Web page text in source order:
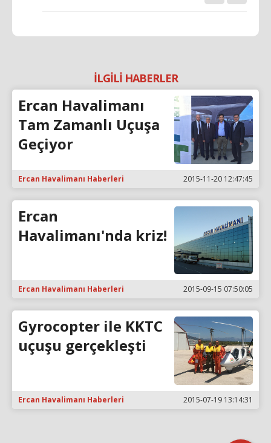
İLGİLİ HABERLER
Ercan Havalimanı
Tam Zamanlı Uçuşa
Geçiyor
Ercan Havalimanı Haberleri 2015-11-20 12:47:45
Ercan
Havalimanı'nda kriz!
Ercan Havalimanı Haberleri 2015-09-15 07:50:05
Gyrocopter ile KKTC
uçuşu gerçekleşti
Ercan Havalimanı Haberleri 2015-07-19 13:14:31